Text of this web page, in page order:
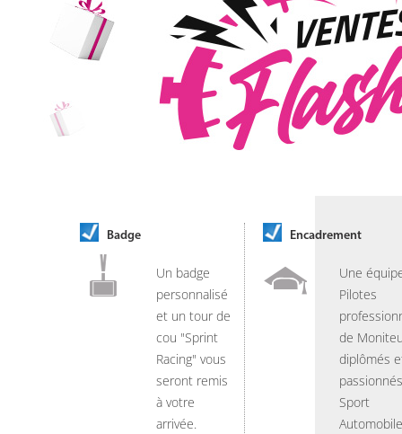
Badge
Un badge
personnalisé
et un tour de
cou "Sprint
Racing" vous
seront remis
à votre
arrivée.
Encadrement
Une
Pilotes
de
diplômés
Sport
Automobile